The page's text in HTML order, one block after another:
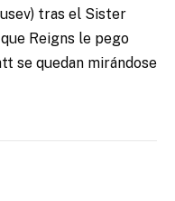
tras el Sister
Reigns le pego
se quedan mirándose